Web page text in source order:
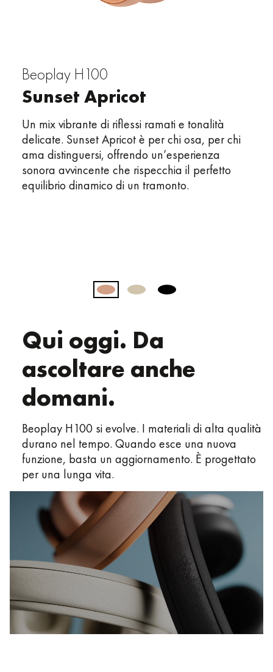
Beoplay H100
Sunset Apricot
Un mix vibrante di riflessi ramati e tonalità
delicate. Sunset Apricot è per chi osa, per chi
ama distinguersi, offrendo un’esperienza
sonora avvincente che rispecchia il perfetto
equilibrio dinamico di un tramonto.
Qui oggi. Da
ascoltare anche
domani.
Beoplay H100 si evolve. I materiali di alta qualità
durano nel tempo. Quando esce una nuova
funzione, basta un aggiornamento. È progettato
per una lunga vita.